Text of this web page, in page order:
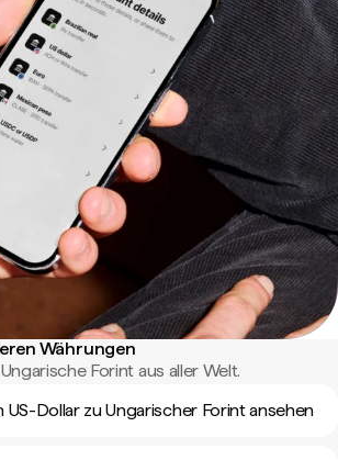
Währungen
Forint aus aller Welt.
Dollar zu Ungarischer Forint ansehen